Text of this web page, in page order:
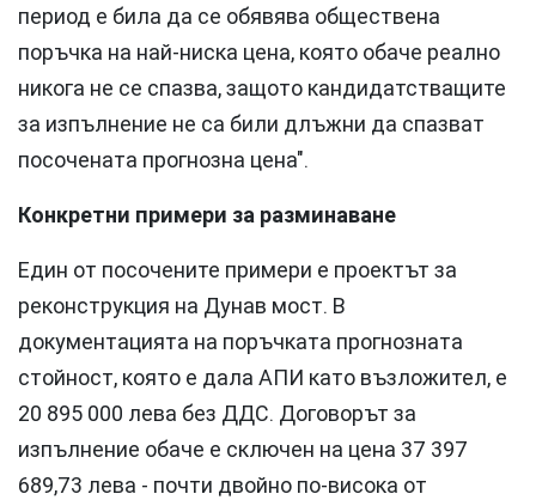
период е била да се обявява обществена
поръчка на най-ниска цена, която обаче реално
никога не се спазва, защото кандидатстващите
за изпълнение не са били длъжни да спазват
посочената прогнозна цена".
Конкретни примери за разминаване
Един от посочените примери е проектът за
реконструкция на Дунав мост. В
документацията на поръчката прогнозната
стойност, която е дала АПИ като възложител, е
20 895 000 лева без ДДС. Договорът за
изпълнение обаче е сключен на цена 37 397
689,73 лева - почти двойно по-висока от